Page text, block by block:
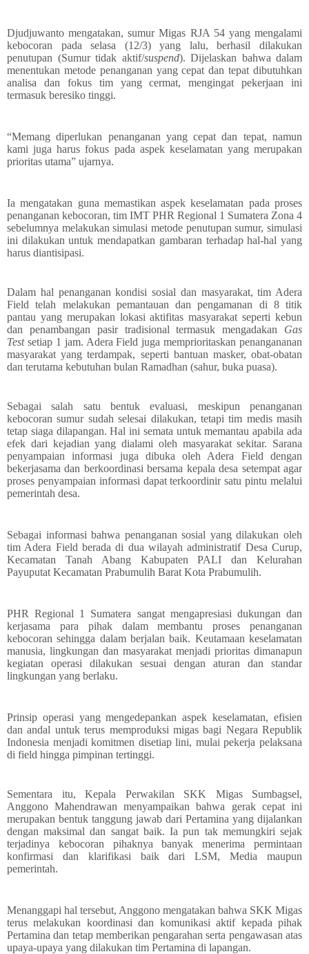
Djudjuwanto mengatakan, sumur Migas RJA 54 yang mengalami
kebocoran pada selasa (12/3) yang lalu, berhasil dilakukan
penutupan (Sumur tidak aktif/suspend). Dijelaskan bahwa dalam
menentukan metode penanganan yang cepat dan tepat dibutuhkan
analisa dan fokus tim yang cermat, mengingat pekerjaan ini
termasuk beresiko tinggi.
“Memang diperlukan penanganan yang cepat dan tepat, namun
kami juga harus fokus pada aspek keselamatan yang merupakan
prioritas utama” ujarnya.
Ia mengatakan guna memastikan aspek keselamatan pada proses
penanganan kebocoran, tim IMT PHR Regional 1 Sumatera Zona 4
sebelumnya melakukan simulasi metode penutupan sumur, simulasi
ini dilakukan untuk mendapatkan gambaran terhadap hal-hal yang
harus diantisipasi.
Dalam hal penanganan kondisi sosial dan masyarakat, tim Adera
Field telah melakukan pemantauan dan pengamanan di 8 titik
pantau yang merupakan lokasi aktifitas masyarakat seperti kebun
dan penambangan pasir tradisional termasuk mengadakan Gas
Testsetiap 1 jam. Adera Field juga memprioritaskan penangananan
masyarakat yang terdampak, seperti bantuan masker, obat-obatan
dan terutama kebutuhan bulan Ramadhan (sahur, buka puasa).
Sebagai salah satu bentuk evaluasi, meskipun penanganan
kebocoran sumur sudah selesai dilakukan, tetapi tim medis masih
tetap siaga dilapangan. Hal ini semata untuk memantau apabila ada
efek dari kejadian yang dialami oleh masyarakat sekitar. Sarana
penyampaian informasi juga dibuka oleh Adera Field dengan
bekerjasama dan berkoordinasi bersama kepala desa setempat agar
proses penyampaian informasi dapat terkoordinir satu pintu melalui
pemerintah desa.
Sebagai informasi bahwa penanganan sosial yang dilakukan oleh
tim Adera Field berada di dua wilayah administratif Desa Curup,
Kecamatan Tanah Abang Kabupaten PALI dan Kelurahan
Payuputat Kecamatan Prabumulih Barat Kota Prabumulih.
PHR Regional 1 Sumatera sangat mengapresiasi dukungan dan
kerjasama para pihak dalam membantu proses penanganan
kebocoran sehingga dalam berjalan baik. Keutamaan keselamatan
manusia, lingkungan dan masyarakat menjadi prioritas dimanapun
kegiatan operasi dilakukan sesuai dengan aturan dan standar
lingkungan yang berlaku.
Prinsip operasi yang mengedepankan aspek keselamatan, efisien
dan andal untuk terus memproduksi migas bagi Negara Republik
Indonesia menjadi komitmen disetiap lini, mulai pekerja pelaksana
di field hingga pimpinan tertinggi.
Sementara itu, Kepala Perwakilan SKK Migas Sumbagsel,
Anggono Mahendrawan menyampaikan bahwa gerak cepat ini
merupakan bentuk tanggung jawab dari Pertamina yang dijalankan
dengan maksimal dan sangat baik. Ia pun tak memungkiri sejak
terjadinya kebocoran pihaknya banyak menerima permintaan
konfirmasi dan klarifikasi baik dari LSM, Media maupun
pemerintah.
Menanggapi hal tersebut, Anggono mengatakan bahwa SKK Migas
terus melakukan koordinasi dan komunikasi aktif kepada pihak
Pertamina dan tetap memberikan pengarahan serta pengawasan atas
upaya-upaya yang dilakukan tim Pertamina di lapangan.